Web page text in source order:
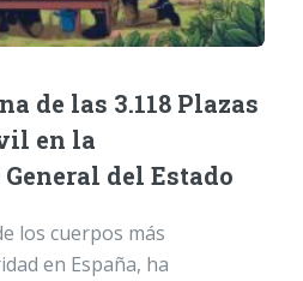
de las 3.118 Plazas
en la
del Estado
los cuerpos más
en España, ha